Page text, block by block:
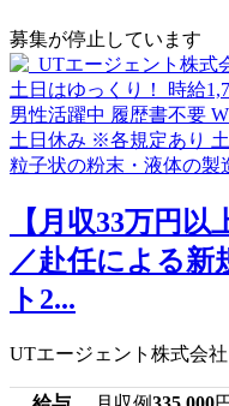
募集が停止しています
【月収33万円
／赴任による新
ト2...
UTエージェント株式会社